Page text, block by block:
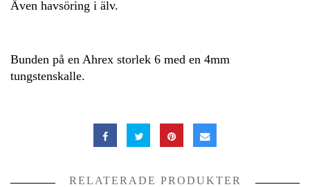
Även havsöring i älv.
Bunden på en Ahrex storlek 6 med en 4mm
tungstenskalle.
RELATERADE PRODUKTER